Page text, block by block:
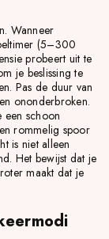
Wanneer
(5–300
probeert uit te
je beslissing te
Pas de duur van
ononderbroken.
een schoon
rommelig spoor
is niet alleen
Het bewijst dat je
maakt dat je